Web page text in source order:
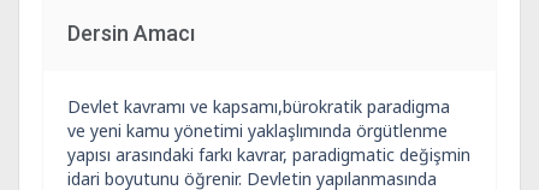
Dersin Amacı
Devlet kavramı ve kapsamı,bürokratik paradigma
ve yeni kamu yönetimi yaklaşlımında örgütlenme
yapısı arasındaki farkı kavrar, paradigmatic değişmin
idari boyutunu öğrenir. Devletin yapılanmasında